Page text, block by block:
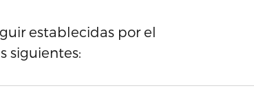
establecidas por el
siguientes: